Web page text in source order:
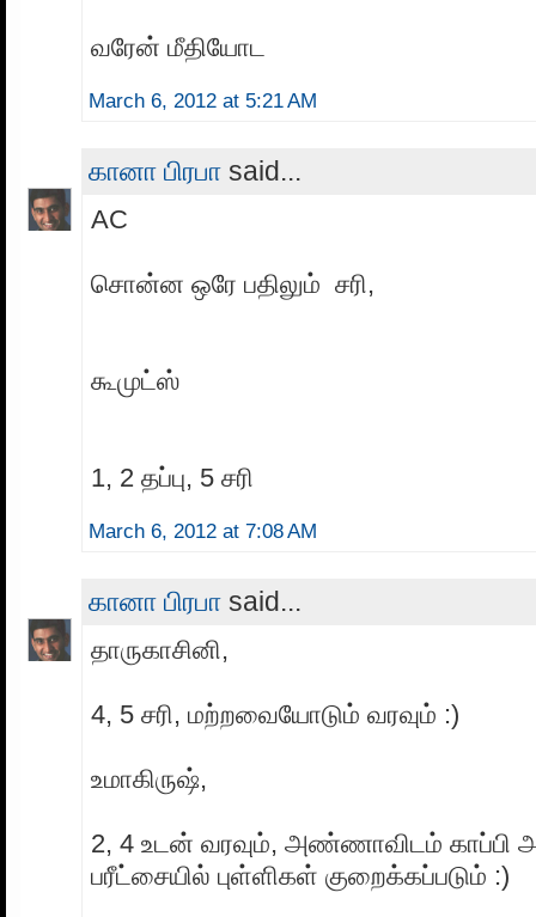
வரேன் மீதியோட
March 6, 2012 at 5:21 AM
கானா பிரபா said...
AC
சொன்ன ஒரே பதிலும் சரி,
கூமுட்ஸ்
1, 2 தப்பு, 5 சரி
March 6, 2012 at 7:08 AM
கானா பிரபா said...
தாருகாசினி,
4, 5 சரி, மற்றவையோடும் வரவும் :)
உமாகிருஷ்,
2, 4 உடன் வரவும், அண்ணாவிடம் காப்பி
பரீட்சையில் புள்ளிகள் குறைக்கப்படும் :)